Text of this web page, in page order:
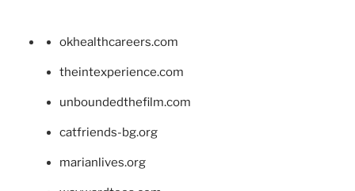
okhealthcareers.com
theintexperience.com
unboundedthefilm.com
catfriends-bg.org
marianlives.org